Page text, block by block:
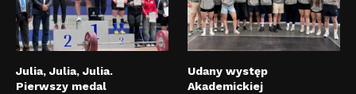
Julia, Julia, Julia.
Pierwszy medal
Udany występ
Akademickiej